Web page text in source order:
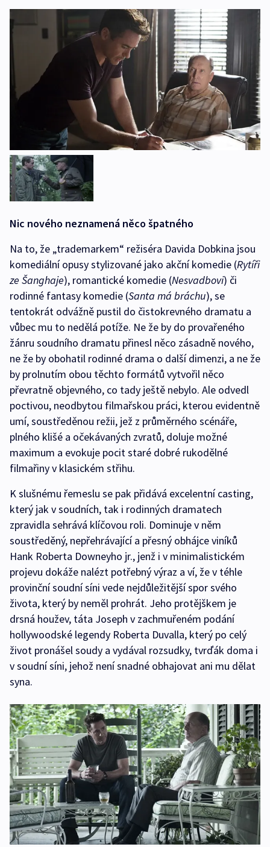
Nic nového neznamená něco špatného
Na to, že „trademarkem“ režiséra Davida Dobkina jsou
komediální opusy stylizované jako akční komedie (Rytíři
ze Šanghaje), romantické komedie (Nesvadbovi) či
rodinné fantasy komedie (Santa má bráchu), se
tentokrát odvážně pustil do čistokrevného dramatu a
vůbec mu to nedělá potíže. Ne že by do provařeného
žánru soudního dramatu přinesl něco zásadně nového,
ne že by obohatil rodinné drama o další dimenzi, a ne že
by prolnutím obou těchto formátů vytvořil něco
převratně objevného, co tady ještě nebylo. Ale odvedl
poctivou, neodbytou filmařskou práci, kterou evidentně
umí, soustředěnou režii, jež z průměrného scénáře,
plného klišé a očekávaných zvratů, doluje možné
maximum a evokuje pocit staré dobré rukodělné
filmařiny v klasickém střihu.
K slušnému řemeslu se pak přidává excelentní casting,
který jak v soudních, tak i rodinných dramatech
zpravidla sehrává klíčovou roli. Dominuje v něm
soustředěný, nepřehrávající a přesný obhájce viníků
Hank Roberta Downeyho jr., jenž i v minimalistickém
projevu dokáže nalézt potřebný výraz a ví, že v téhle
provinční soudní síni vede nejdůležitější spor svého
života, který by neměl prohrát. Jeho protějškem je
drsná houžev, táta Joseph v zachmuřeném podání
hollywoodské legendy Roberta Duvalla, který po celý
život pronášel soudy a vydával rozsudky, tvrďák doma i
v soudní síni, jehož není snadné obhajovat ani mu dělat
syna.